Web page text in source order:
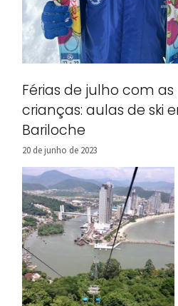
Férias de julho com as
crianças: aulas de ski
Bariloche
20 de junho de 2023